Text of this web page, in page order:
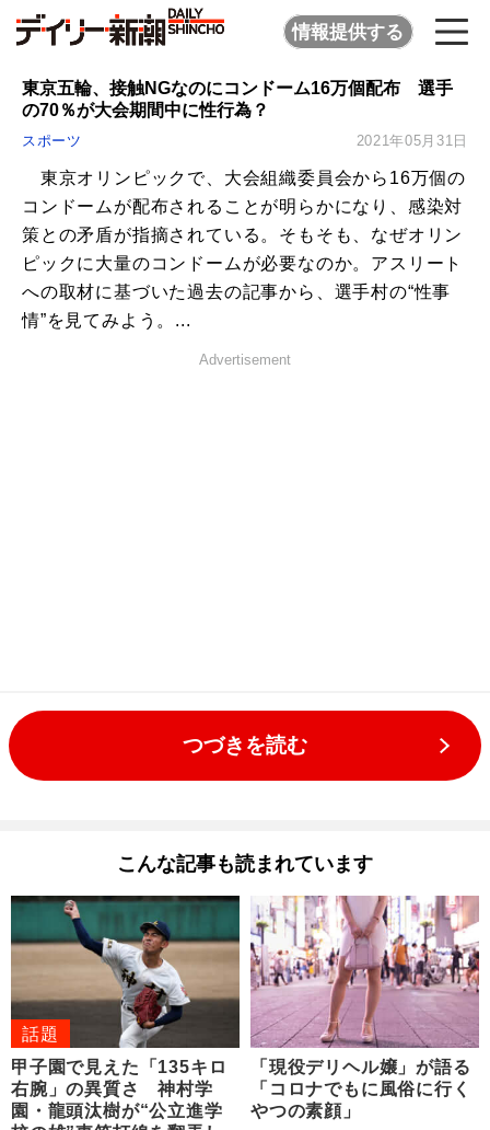
情報提供する
東京五輪、接触NGなのにコンドーム16万個配布 選手
の70％が大会期間中に性行為？
スポーツ 2021年05月31日
東京オリンピックで、大会組織委員会から16万個の
コンドームが配布されることが明らかになり、感染対
策との矛盾が指摘されている。そもそも、なぜオリン
ピックに大量のコンドームが必要なのか。アスリート
への取材に基づいた過去の記事から、選手村の“性事
情”を見てみよう。...
Advertisement
つづきを読む
こんな記事も読まれています
話題
甲子園で見えた「135キロ
右腕」の異質さ 神村学
園・龍頭汰樹が“公立進学
「現役デリヘル嬢」が語る
「コロナでもに風俗に行く
やつの素顔」